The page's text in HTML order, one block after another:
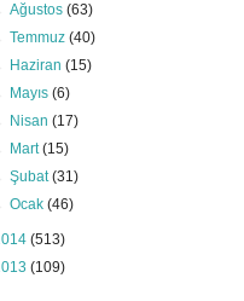
Ağustos(63)
Temmuz(40)
Haziran(15)
Mayıs(6)
Nisan(17)
Mart(15)
Şubat(31)
Ocak(46)
(513)
(109)